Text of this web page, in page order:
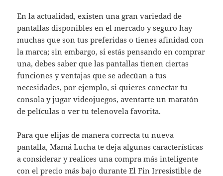
En la actualidad, existen una gran variedad de
pantallas disponibles en el mercado y seguro hay
muchas que son tus preferidas o tienes afinidad con
la marca; sin embargo, si estás pensando en comprar
una, debes saber que las pantallas tienen ciertas
funciones y ventajas que se adecúan a tus
necesidades, por ejemplo, si quieres conectar tu
consola y jugar videojuegos, aventarte un maratón
de películas o ver tu telenovela favorita.
Para que elijas de manera correcta tu nueva
pantalla, Mamá Lucha te deja algunas características
a considerar y realices una compra más inteligente
con el precio más bajo durante El Fin Irresistible de